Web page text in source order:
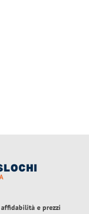
affidabilità e prezzi